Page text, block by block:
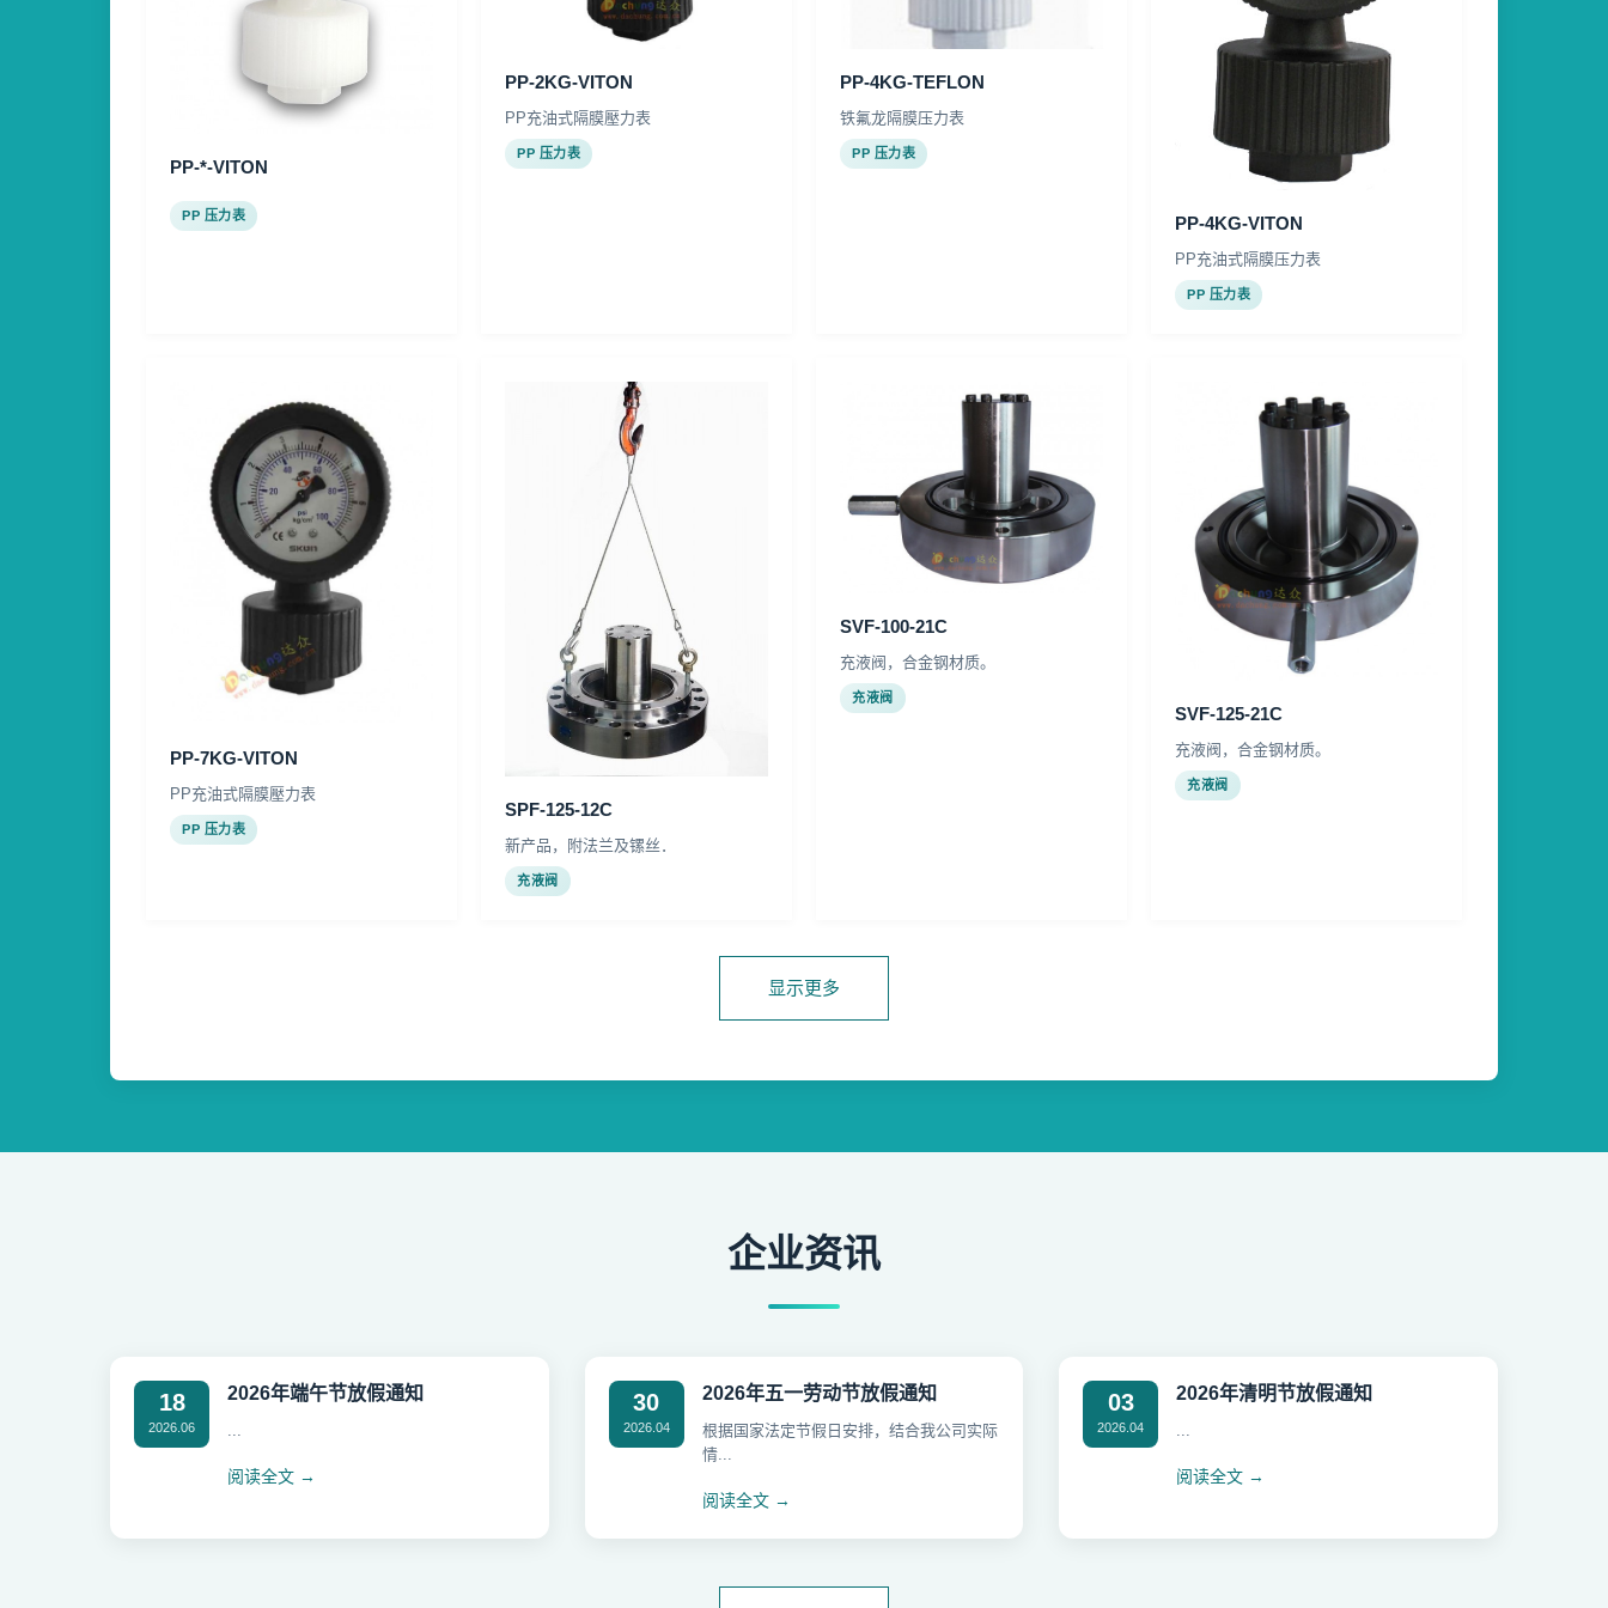
PP-*-VITON
PP 压力表
PP-2KG-VITON
PP充油式隔膜壓力表
PP 压力表
PP-4KG-TEFLON
铁氟龙隔膜压力表
PP 压力表
PP-4KG-VITON
PP充油式隔膜压力表
PP 压力表
PP-7KG-VITON
PP充油式隔膜壓力表
PP 压力表
SPF-125-12C
新产品，附法兰及镙丝．
充液阀
SVF-100-21C
充液阀，合金钢材质。
充液阀
SVF-125-21C
充液阀，合金钢材质。
充液阀
显示更多
企业资讯
18
2026.06
2026年端午节放假通知
阅读全文 →
30
2026.04
2026年五一劳动节放假通知
根据国家法定节假日安排，结合我公司实际
情...
阅读全文 →
03
2026.04
2026年清明节放假通知
阅读全文 →